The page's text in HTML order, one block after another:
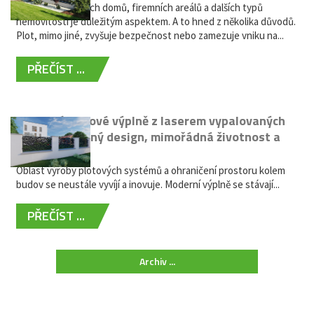
Oplocení rodinných domů, firemních areálů a dalších typů
nemovitostí je důležitým aspektem. A to hned z několika důvodů.
Plot, mimo jiné, zvyšuje bezpečnost nebo zamezuje vniku na...
PŘEČÍST ...
Moderní plotové výplně z laserem vypalovaných
kovů: výjimečný design, mimořádná životnost a
žádná údržba
Oblast výroby plotových systémů a ohraničení prostoru kolem
budov se neustále vyvíjí a inovuje. Moderní výplně se stávají...
PŘEČÍST ...
Archiv ...